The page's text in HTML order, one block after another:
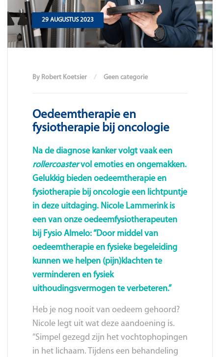
29 AUGUSTUS 2023
By Robert Koetsier Geen categorie
Oedeemtherapie en
fysiotherapie bij oncologie
Na de diagnose kanker volgt vaak een
rollercoastervol emoties en ongemakken.
Gelukkig bieden oedeemtherapie en
fysiotherapie bij oncologie een lichtpuntje
in deze uitdaging. Nicole Lammerinkis
een van onze oedeemfysiotherapeuten
bij Fysio Almelo: “Door middel van
oedeemtherapie en fysieke begeleiding
kunnen we helpen (pijn)klachten te
verminderen en fysiek
uithoudingsvermogen te verbeteren.”
Heb je nog nooit van oedeem gehoord?
Nicole legt uit wat deze aandoening is.
“Simpel gezegd zijn het vochtophopingen
in het lichaam. Tijdens een behandeling